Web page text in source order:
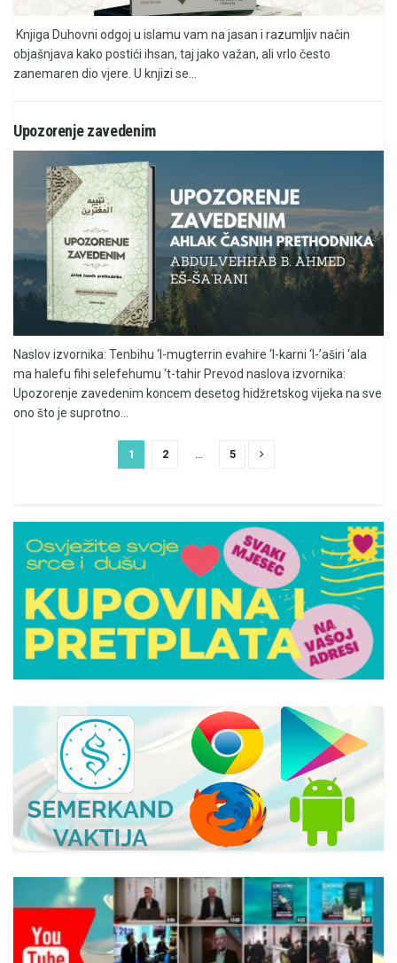
Knjiga Duhovni odgoj u islamu vam na jasan i razumljiv način
objašnjava kako postići ihsan, taj jako važan, ali vrlo često
zanemaren dio vjere. U knjizi se...
Upozorenje zavedenim
Naslov izvornika: Tenbihu ‘l-mugterrin evahire ‘l-karni ‘l-’aširi ‘ala
ma halefu fihi selefehumu ‘t-tahir Prevod naslova izvornika:
Upozorenje zavedenim koncem desetog hidžretskog vijeka na sve
ono što je suprotno...
1 2 5